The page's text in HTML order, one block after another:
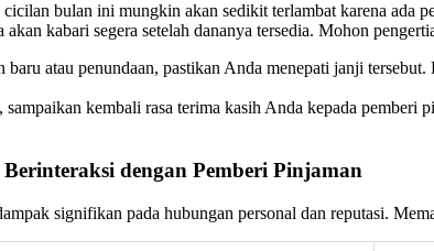
bulan ini mungkin akan sedikit terlambat karena ada
kabari segera setelah dananya tersedia. Mohon
atau penundaan, pastikan Anda menepati janji
sampaikan kembali rasa terima kasih Anda kepada
dengan Pemberi Pinjaman
signifikan pada hubungan personal dan reputasi.